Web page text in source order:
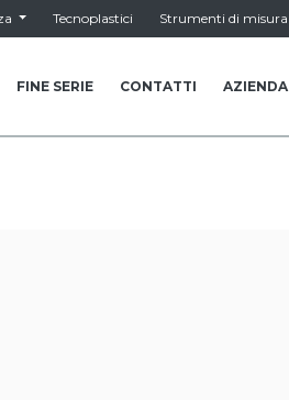
Tecnoplastici Strumenti di misura
FINE SERIE CONTATTI AZIENDA